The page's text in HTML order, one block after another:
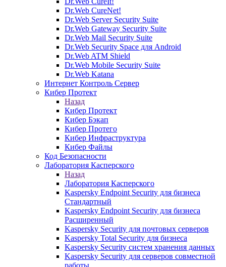
Dr.Web CureNet!
Dr.Web Server Security Suite
Dr.Web Gateway Security Suite
Dr.Web Mail Security Suite
Dr.Web Security Space для Android
Dr.Web ATM Shield
Dr.Web Mobile Security Suite
Dr.Web Katana
Интернет Контроль Сервер
Кибер Протект
Назад
Кибер Протект
Кибер Бэкап
Кибер Протего
Кибер Инфраструктура
Кибер Файлы
Код Безопасности
Лаборатория Касперского
Назад
Лаборатория Касперского
Kaspersky Endpoint Security для бизнеса
Стандартный
Kaspersky Endpoint Security для бизнеса
Расширенный
Kaspersky Security для почтовых серверов
Kaspersky Total Security для бизнеса
Kaspersky Security систем хранения данных
Kaspersky Security для серверов совместной
работы